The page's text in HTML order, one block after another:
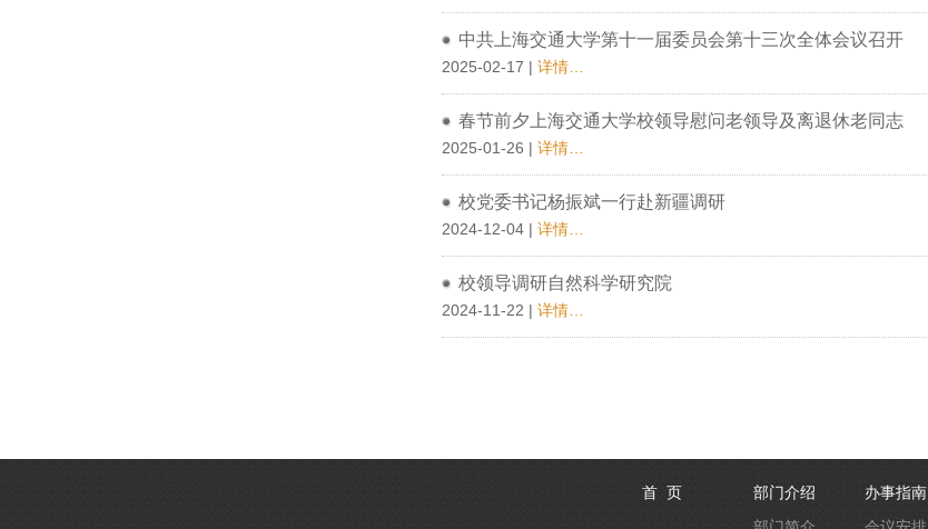
中共上海交通大学第十一届委员会第十三次全体会议召开
2025-02-17 | 详情…
春节前夕上海交通大学校领导慰问老领导及离退休老同志
2025-01-26 | 详情…
校党委书记杨振斌一行赴新疆调研
2024-12-04 | 详情…
校领导调研自然科学研究院
2024-11-22 | 详情…
首 页
部门介绍
办事指南